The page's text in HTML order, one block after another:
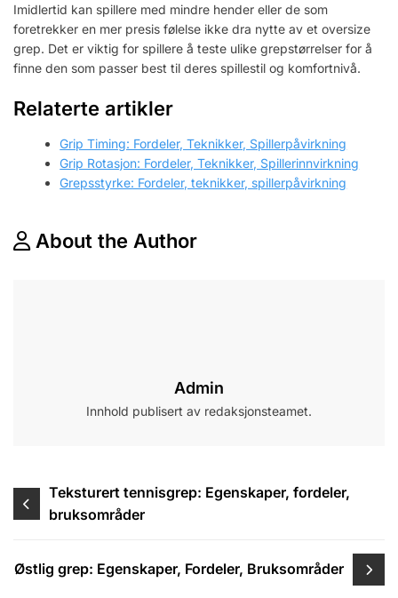
Imidlertid kan spillere med mindre hender eller de som
foretrekker en mer presis følelse ikke dra nytte av et oversize
grep. Det er viktig for spillere å teste ulike grepstørrelser for å
finne den som passer best til deres spillestil og komfortnivå.
Relaterte artikler
Grip Timing: Fordeler, Teknikker, Spillerpåvirkning
Grip Rotasjon: Fordeler, Teknikker, Spillerinnvirkning
Grepsstyrke: Fordeler, teknikker, spillerpåvirkning
About the Author
Admin
Innhold publisert av redaksjonsteamet.
Post
navigation
Teksturert tennisgrep: Egenskaper, fordeler,
bruksområder
Østlig grep: Egenskaper, Fordeler, Bruksområder